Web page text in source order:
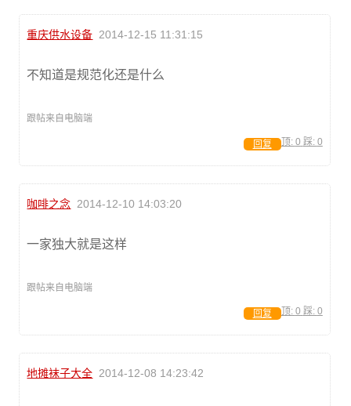
重庆供水设备 2014-12-15 11:31:15
不知道是规范化还是什么
跟帖来自电脑端
顶: 0 踩: 0
回复
咖啡之念 2014-12-10 14:03:20
一家独大就是这样
跟帖来自电脑端
顶: 0 踩: 0
回复
地摊袜子大全 2014-12-08 14:23:42